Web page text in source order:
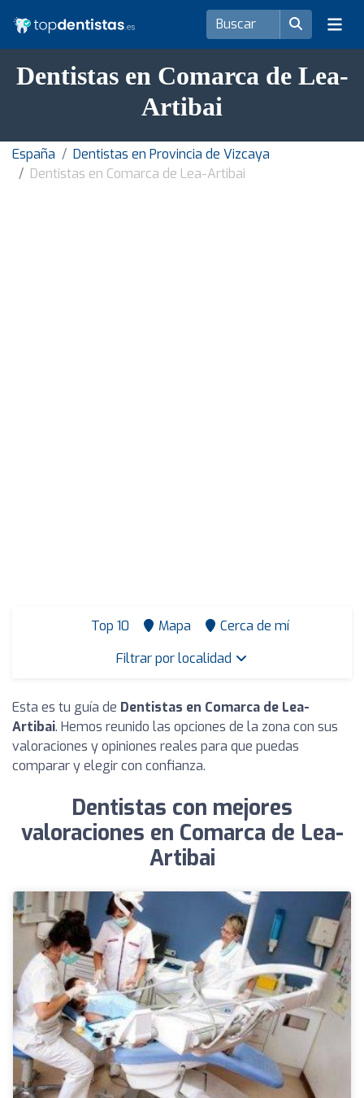
Dentistas en Comarca de Lea-
Artibai
España
Dentistas en Provincia de Vizcaya
Dentistas en Comarca de Lea-Artibai
Top 10 Mapa
Cerca de mí
Filtrar por localidad
Esta es tu guía de Dentistas en Comarca de Lea-
Artibai. Hemos reunido las opciones de la zona con sus
valoraciones y opiniones reales para que puedas
comparar y elegir con confianza.
Dentistas con mejores
valoraciones en Comarca de Lea-
Artibai